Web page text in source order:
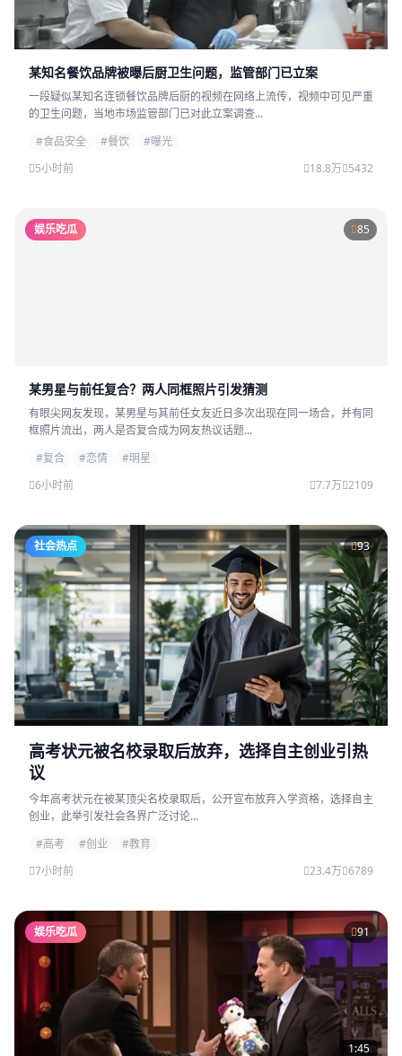
某知名餐饮品牌被曝后厨卫生问题，监管部门已立案
一段疑似某知名连锁餐饮品牌后厨的视频在网络上流传，视频中可见严重
的卫生问题，当地市场监管部门已对此立案调查...
#食品安全
#餐饮
#曝光
5小时前
18.8万 5432
娱乐吃瓜 85
某男星与前任复合？两人同框照片引发猜测
有眼尖网友发现，某男星与其前任女友近日多次出现在同一场合，并有同
框照片流出，两人是否复合成为网友热议话题...
#复合
#恋情
#明星
6小时前
7.7万 2109
社会热点 93
高考状元被名校录取后放弃，选择自主创业引热
议
今年高考状元在被某顶尖名校录取后，公开宣布放弃入学资格，选择自主
创业，此举引发社会各界广泛讨论...
#高考
#创业
#教育
7小时前
23.4万 6789
娱乐吃瓜 91
1:45